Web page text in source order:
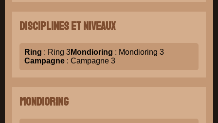
Disciplines et niveaux
Ring : Ring 3Mondioring : Mondioring 3
Campagne : Campagne 3
Mondioring